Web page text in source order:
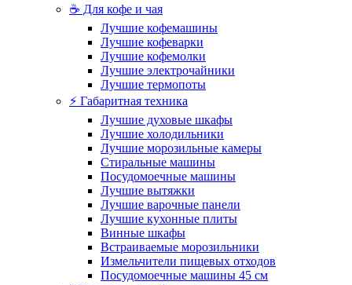
☕ Для кофе и чая
Лучшие кофемашины
Лучшие кофеварки
Лучшие кофемолки
Лучшие электрочайники
Лучшие термопоты
⚡ Габаритная техника
Лучшие духовые шкафы
Лучшие холодильники
Лучшие морозильные камеры
Стиральные машины
Посудомоечные машины
Лучшие вытяжки
Лучшие варочные панели
Лучшие кухонные плиты
Винные шкафы
Встраиваемые морозильники
Измельчители пищевых отходов
Посудомоечные машины 45 см